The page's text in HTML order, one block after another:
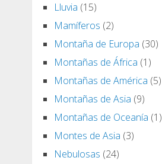
Lluvia (15)
Mamíferos (2)
Montaña de Europa (30)
Montañas de África (1)
Montañas de América (5)
Montañas de Asia (9)
Montañas de Oceanía (1)
Montes de Asia (3)
Nebulosas (24)